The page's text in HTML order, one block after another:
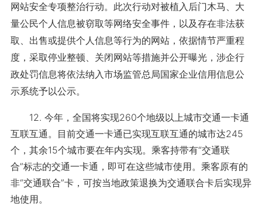
网站安全专项整治行动。此次行动对被植入后门木马、大
量公民个人信息被窃取等网络安全事件，以及存在非法获
取、出售或提供个人信息等行为的网站，依据情节严重程
度，采取停业整顿、关闭网站等措施并公开曝光，涉企行
政处罚信息将依法纳入市场监管总局国家企业信用信息公
示系统予以公示。
12. 今年，全国将实现260个地级以上城市交通一卡通
互联互通。目前交通一卡通已实现互联互通的城市达245
个，其余15个城市要在年内实现。乘客持带有“交通联
合”标志的交通一卡通，即可在这些城市使用。乘客原有的
非“交通联合”卡，可按当地政策退换为交通联合卡后实现异
地使用。